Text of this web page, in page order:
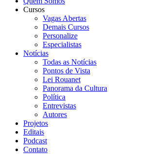
Cursos
Vagas Abertas
Demais Cursos
Personalize
Especialistas
Notícias
Todas as Notícias
Pontos de Vista
Lei Rouanet
Panorama da Cultura
Política
Entrevistas
Autores
Projetos
Editais
Podcast
Contato